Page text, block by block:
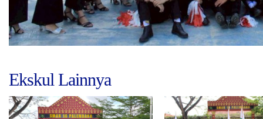
Ekskul Lainnya